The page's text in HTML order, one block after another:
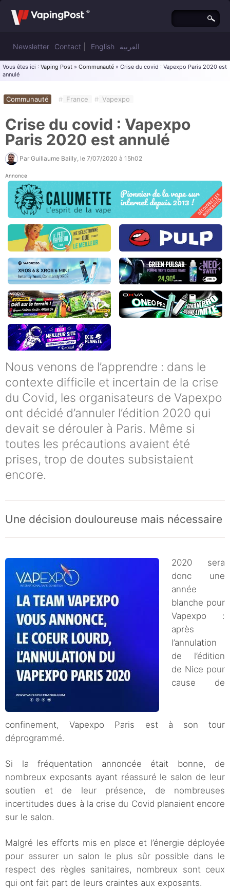
Newsletter Contact English العربية
Vous êtes ici : Vaping Post » Communauté » Crise du covid : Vapexpo Paris 2020 est
annulé
Communauté # France # Vapexpo
Crise du covid : Vapexpo
Paris 2020 est annulé
Par Guillaume Bailly , le 7/07/2020 à 15h02
Annonce
Nous venons de l’apprendre : dans le
contexte difficile et incertain de la crise
du Covid, les organisateurs de Vapexpo
ont décidé d’annuler l’édition 2020 qui
devait se dérouler à Paris. Même si
toutes les précautions avaient été
prises, trop de doutes subsistaient
encore.
Une décision douloureuse mais nécessaire
2020 sera
donc une
année
blanche pour
Vapexpo :
après
l’annulation
de l’édition
de Nice pour
cause de
confinement, Vapexpo Paris est à son tour
déprogrammé.
Si la fréquentation annoncée était bonne, de
nombreux exposants ayant réassuré le salon de leur
soutien et de leur présence, de nombreuses
incertitudes dues à la crise du Covid planaient encore
sur le salon.
Malgré les efforts mis en place et l’énergie déployée
pour assurer un salon le plus sûr possible dans le
respect des règles sanitaires, nombreux sont ceux
qui ont fait part de leurs craintes aux exposants.